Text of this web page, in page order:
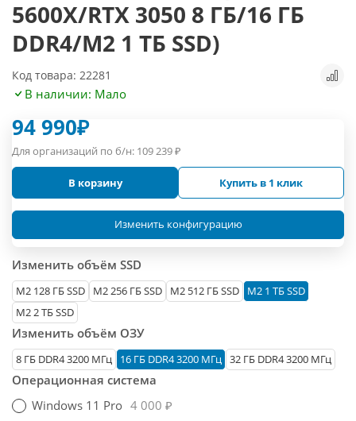
5600X/RTX 3050 8 ГБ/16 ГБ
DDR4/M2 1 ТБ SSD)
Код товара: 22281
В наличии: Мало
94 990₽
Для организаций по б/н: 109 239₽
В корзину Купить в 1 клик
Изменить конфигурацию
Изменить объём SSD
М2 128 ГБ SSD M2 256 ГБ SSD M2 512 ГБ SSD
M2 1 ТБ SSD
M2 2 ТБ SSD
Изменить объём ОЗУ
8 ГБ DDR4 3200 МГц 16 ГБ DDR4 3200 МГц 32 ГБ DDR4 3200 МГц
Операционная система
Windows 11 Pro 4 000 ₽